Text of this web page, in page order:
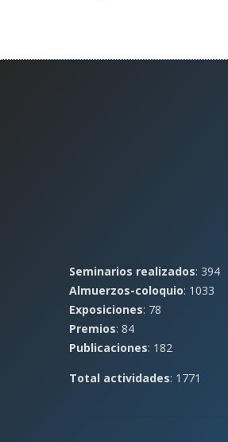
Seminarios realizados: 394
Almuerzos-coloquio: 1033
Exposiciones: 78
Premios: 84
Publicaciones: 182
Total actividades: 1771